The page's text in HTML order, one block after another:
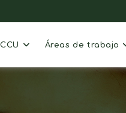
Áreas de trabajo